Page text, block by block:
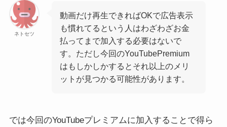
ネトセツ
動画だけ再生できればOKで広告表示
も慣れてるという人はわざわざお金
払ってまで加入する必要はないで
す。ただし今回のYouTubePremium
はもしかしかするとそれ以上のメリ
ットが見つかる可能性があります。
では今回のYouTubeプレミアムに加入することで得ら